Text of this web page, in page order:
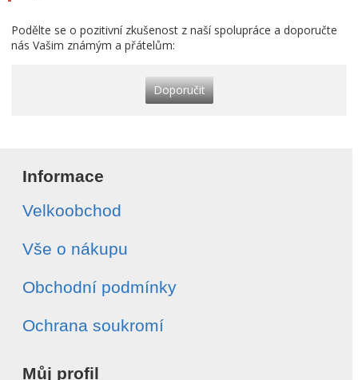
Podělte se o pozitivní zkušenost z naší spolupráce a doporučte
nás Vašim známým a přátelům:
Doporučit
Informace
Velkoobchod
Vše o nákupu
Obchodní podmínky
Ochrana soukromí
Můj profil